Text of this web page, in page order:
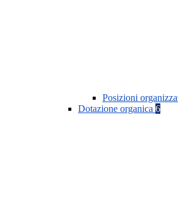
Posizioni
Dotazione organica 6